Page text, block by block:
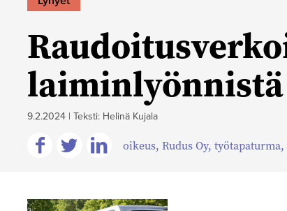
9.2.2024 | Teksti: Helinä Kujala
Facebookissa
Twitterissä
Linkedinissä
oikeus, Rudus Oy, työtapaturma,